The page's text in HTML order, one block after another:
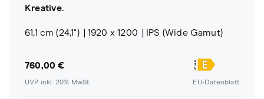
Kreative.
61,1 cm (24,1") 1920 x 1200 IPS (Wide Gamut)
760,00 €
UVP inkl. 20% MwSt. EU-Datenblatt